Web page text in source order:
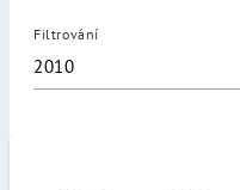
Filtrování
2010